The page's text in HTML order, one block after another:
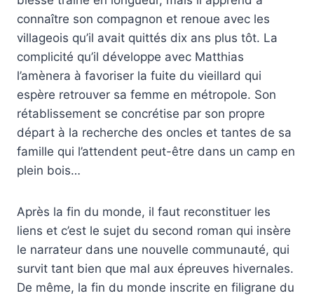
connaître son compagnon et renoue avec les
villageois qu’il avait quittés dix ans plus tôt. La
complicité qu’il développe avec Matthias
l’amènera à favoriser la fuite du vieillard qui
espère retrouver sa femme en métropole. Son
rétablissement se concrétise par son propre
départ à la recherche des oncles et tantes de sa
famille qui l’attendent peut-être dans un camp en
plein bois…
Après la fin du monde, il faut reconstituer les
liens et c’est le sujet du second roman qui insère
le narrateur dans une nouvelle communauté, qui
survit tant bien que mal aux épreuves hivernales.
De même, la fin du monde inscrite en filigrane du